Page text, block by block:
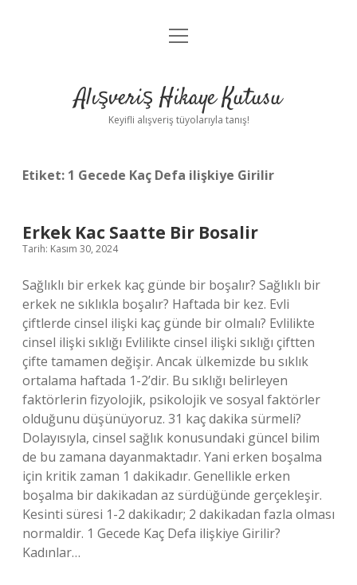
Anasayfa
Yasal Uyarı
menüyü
Alışveriş Hikaye Kutusu
Keyifli alışveriş tüyolarıyla tanış!
Etiket: 1 Gecede Kaç Defa ilişkiye Girilir
Erkek Kac Saatte Bir Bosalir
Tarih: Kasım 30, 2024
Sağlıklı bir erkek kaç günde bir boşalır? Sağlıklı bir
erkek ne sıklıkla boşalır? Haftada bir kez. Evli
çiftlerde cinsel ilişki kaç günde bir olmalı? Evlilikte
cinsel ilişki sıklığı Evlilikte cinsel ilişki sıklığı çiftten
çifte tamamen değişir. Ancak ülkemizde bu sıklık
ortalama haftada 1-2’dir. Bu sıklığı belirleyen
faktörlerin fizyolojik, psikolojik ve sosyal faktörler
olduğunu düşünüyoruz. 31 kaç dakika sürmeli?
Dolayısıyla, cinsel sağlık konusundaki güncel bilim
de bu zamana dayanmaktadır. Yani erken boşalma
için kritik zaman 1 dakikadır. Genellikle erken
boşalma bir dakikadan az sürdüğünde gerçekleşir.
Kesinti süresi 1-2 dakikadır; 2 dakikadan fazla olması
normaldir. 1 Gecede Kaç Defa ilişkiye Girilir?
Kadınlar…